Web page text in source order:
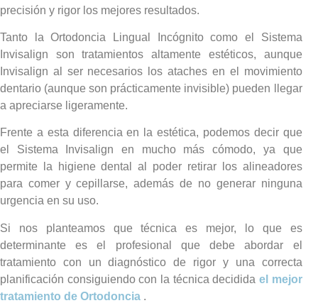
precisión y rigor los mejores resultados.
Tanto la Ortodoncia Lingual Incógnito como el Sistema
Invisalign son tratamientos altamente estéticos, aunque
Invisalign al ser necesarios los ataches en el movimiento
dentario (aunque son prácticamente invisible) pueden llegar
a apreciarse ligeramente.
Frente a esta diferencia en la estética, podemos decir que
el Sistema Invisalign en mucho más cómodo, ya que
permite la higiene dental al poder retirar los alineadores
para comer y cepillarse, además de no generar ninguna
urgencia en su uso.
Si nos planteamos que técnica es mejor, lo que es
determinante es el profesional que debe abordar el
tratamiento con un diagnóstico de rigor y una correcta
planificación consiguiendo con la técnica decidida el mejor
tratamiento de Ortodoncia .